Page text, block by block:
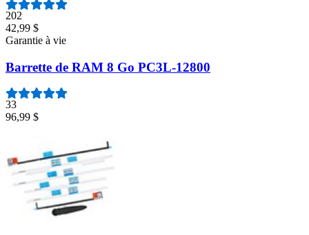
202
42,99 $
Garantie à vie
Barrette de RAM 8 Go PC3L-12800
33
96,99 $